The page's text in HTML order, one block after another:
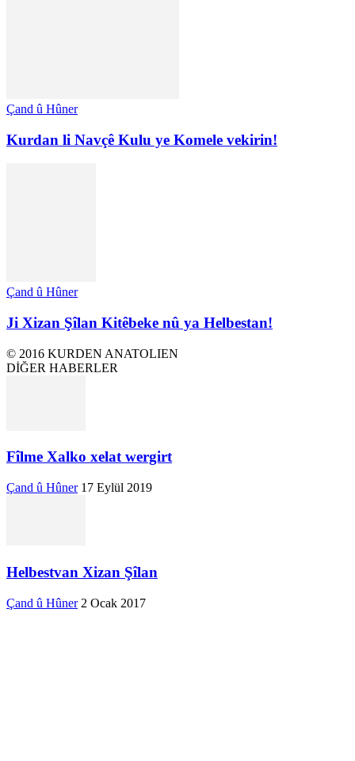
Çand û Hûner
Kurdan li Navçê Kulu ye Komele vekirin!
Çand û Hûner
Ji Xizan Şîlan Kitêbeke nû ya Helbestan!
© 2016 KURDEN ANATOLIEN
DİĞER HABERLER
Fîlme Xalko xelat wergirt
Çand û Hûner 17 Eylül 2019
Helbestvan Xizan Şîlan
Çand û Hûner 2 Ocak 2017